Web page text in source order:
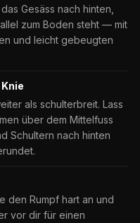
Gesäss nach hinten,
zum Boden steht — mit
und leicht gebeugten
als schulterbreit. Lass
über dem Mittelfuss
Schultern nach hinten
den Rumpf hart an und
vor dir für einen